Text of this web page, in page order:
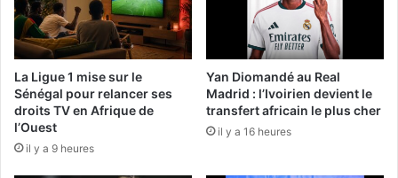
La Ligue 1 mise sur le
Sénégal pour relancer ses
droits TV en Afrique de
l’Ouest
il y a 9 heures
Yan Diomandé au Real
Madrid : l’Ivoirien devient le
transfert africain le plus cher
il y a 16 heures